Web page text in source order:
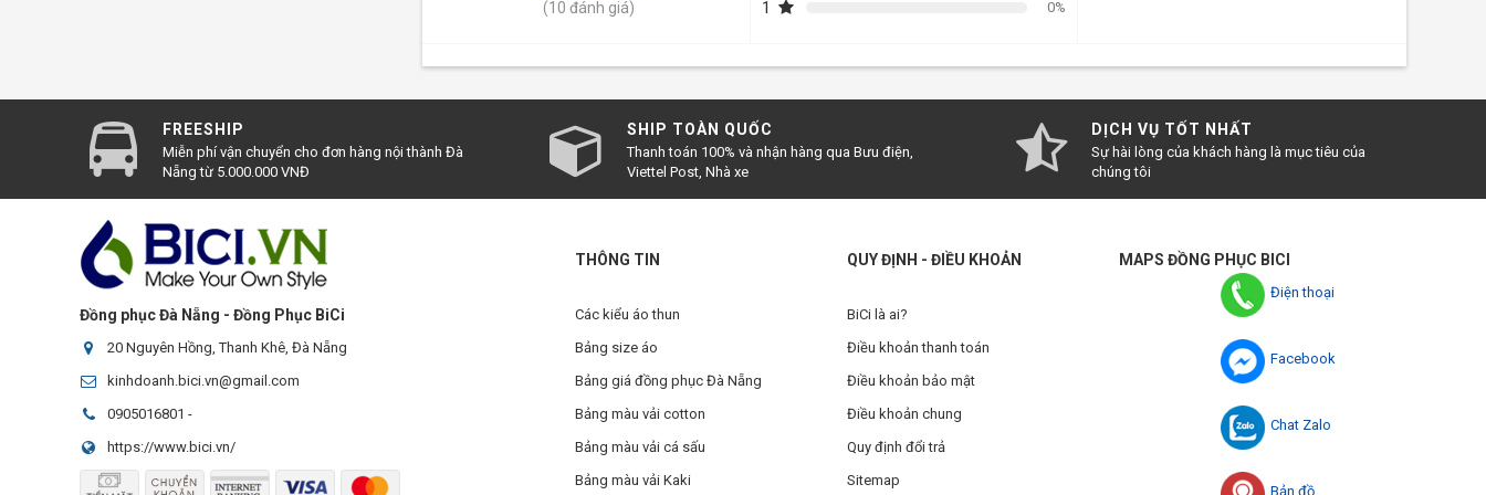
Điện thoại
Facebook
Chat Zalo
Bản đồ
mang sự thoải mái khi làm việc.
(10 đánh giá) 1 0%
FREESHIP
Miễn phí vận chuyển cho đơn hàng nội thành Đà
Nẵng từ 5.000.000 VNĐ
SHIP TOÀN QUỐC
Thanh toán 100% và nhận hàng qua Bưu điện,
Viettel Post, Nhà xe
DỊCH VỤ TỐT NHẤT
Sự hài lòng của khách hàng là mục tiêu của
chúng tôi
Đồng phục Đà Nẵng - Đồng Phục BiCi
20 Nguyên Hồng, Thanh Khê, Đà Nẵng
kinhdoanh.bici.vn@gmail.com
0905016801 -
https://www.bici.vn/
THÔNG TIN
Các kiểu áo thun
Bảng size áo
Bảng giá đồng phục Đà Nẵng
Bảng màu vải cotton
Bảng màu vải cá sấu
Bảng màu vải Kaki
QUY ĐỊNH - ĐIỀU KHOẢN
BiCi là ai?
Điều khoản thanh toán
Điều khoản bảo mật
Điều khoản chung
Quy định đổi trả
Sitemap
MAPS ĐỒNG PHỤC BICI